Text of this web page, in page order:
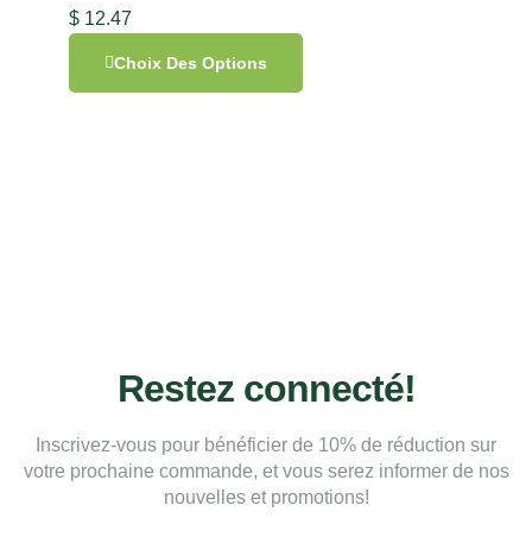
$ 12.47
Choix Des Options
Restez connecté!
Inscrivez-vous pour bénéficier de 10% de réduction sur
votre prochaine commande, et vous serez informer de nos
nouvelles et promotions!